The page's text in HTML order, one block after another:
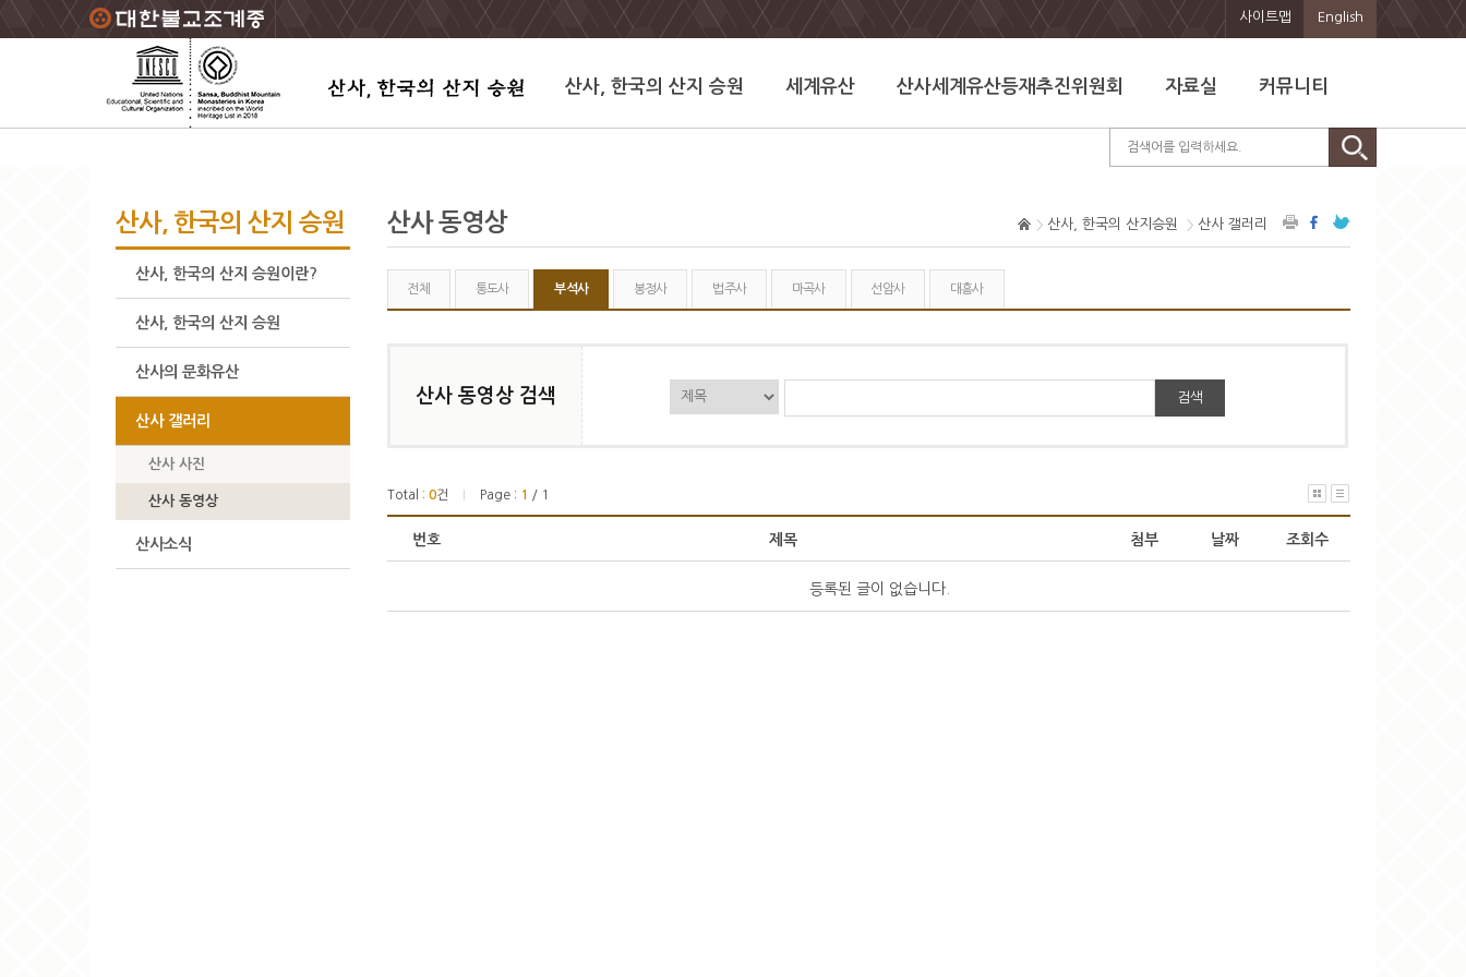
주요메뉴 바로가기
본문 바로가기
하단메뉴 바로가기 사이트맵 English
산사, 한국의 산지 승원 세계유산 산사세계유산등재추진위원회 자료실 커뮤니티
산사, 한국의 산지 승원
산사, 한국의 산지 승원이란?
산사, 한국의 산지 승원
산사의 문화유산
산사 갤러리
산사 사진
산사 동영상
산사소식
산사 동영상 산사, 한국의 산지승원 산사 갤러리
전체 통도사 부석사 봉정사 법주사 마곡사 선암사 대흥사
산사 동영상 검색 검색
Total : 0건 Page : 1 / 1
번호 제목 첨부 날짜 조회수
등록된 글이 없습니다.